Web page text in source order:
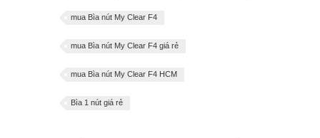
mua Bìa nút My Clear F4
mua Bìa nút My Clear F4 giá rẻ
mua Bìa nút My Clear F4 HCM
Bìa 1 nút giá rẻ